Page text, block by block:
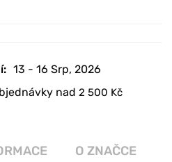
13 - 16 Srp, 2026
nad 2 500 Kč
O ZNAČCE